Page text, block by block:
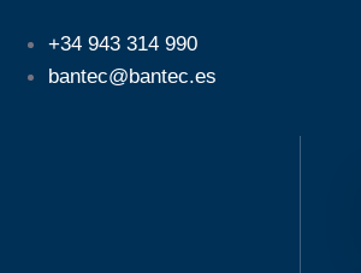
+34 943 314 990
bantec@bantec.es